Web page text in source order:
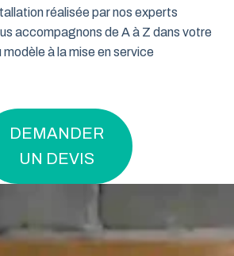
réalisée par nos experts
accompagnons de A à Z dans votre
à la mise en service
DEMANDER
UN DEVIS